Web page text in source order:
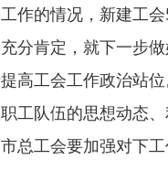
作的情况，新建工
分肯定，就下一步
高工会工作政治站
工队伍的思想动态
总工会要加强对下